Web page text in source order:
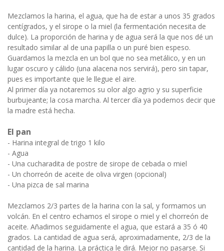
Mezclamos la harina, el agua, que ha de estar a unos 35 grados
centígrados, y el sirope o la miel (la fermentación necesita de
dulce). La proporción de harina y de agua será la que nos dé un
resultado similar al de una papilla o un puré bien espeso.
Guardamos la mezcla en un bol que no sea metálico, y en un
lugar oscuro y cálido (una alacena nos servirá), pero sin tapar,
pues es importante que le llegue el aire.
Al primer día ya notaremos su olor algo agrio y su superficie
burbujeante; la cosa marcha. Al tercer día ya podemos decir que
la madre está hecha.
El pan
- Harina integral de trigo 1 kilo
- Agua
- Una cucharadita de postre de sirope de cebada o miel
- Un chorreón de aceite de oliva virgen (opcional)
- Una pizca de sal marina
Mezclamos 2/3 partes de la harina con la sal, y formamos un
volcán. En el centro echamos el sirope o miel y el chorreón de
aceite. Añadimos seguidamente el agua, que estará a 35 ó 40
grados. La cantidad de agua será, aproximadamente, 2/3 de la
cantidad de la harina. La práctica le dirá. Mejor no pasarse. Si